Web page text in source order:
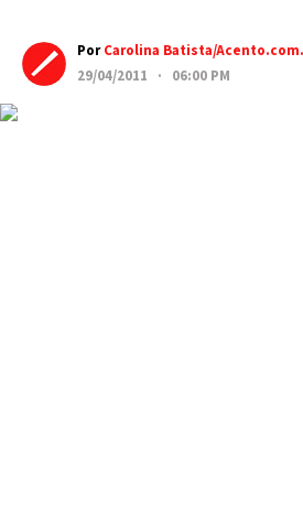
PorCarolina Batista/
29/04/2011 · 06:00 PM